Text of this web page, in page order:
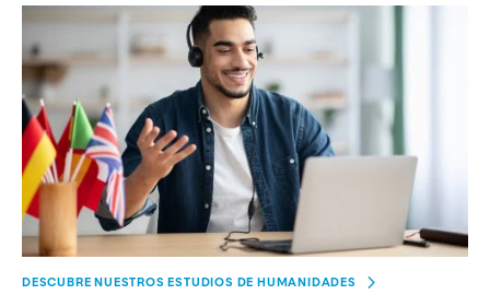
DESCUBRE NUESTROS ESTUDIOS DE HUMANIDADES